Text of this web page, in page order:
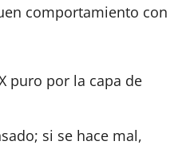
comportamiento con
puro por la capa de
si se hace mal,